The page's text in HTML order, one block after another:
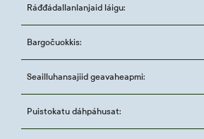
Ráđđádallanlanjaid láigu:
Bargočuokkis:
Seailluhansajiid geavaheapmi:
Puistokatu dáhpáhusat: